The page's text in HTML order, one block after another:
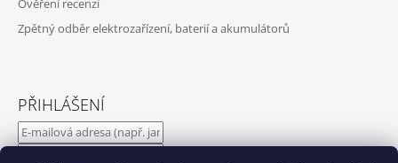
Ověření recenzí
Zpětný odběr elektrozařízení, baterií a akumulátorů
PŘIHLÁŠENÍ